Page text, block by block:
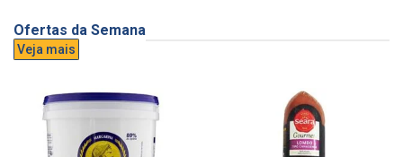
Ofertas da Semana
Veja mais